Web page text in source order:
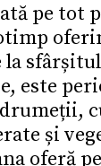
pe tot
la
este
și
oferă